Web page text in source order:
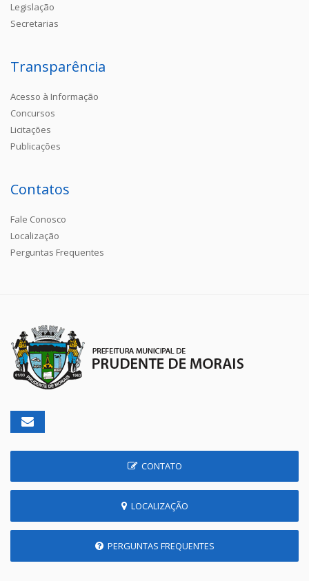
Legislação
Secretarias
Transparência
Acesso à Informação
Concursos
Licitações
Publicações
Contatos
Fale Conosco
Localização
Perguntas Frequentes
CONTATO
LOCALIZAÇÃO
PERGUNTAS FREQUENTES